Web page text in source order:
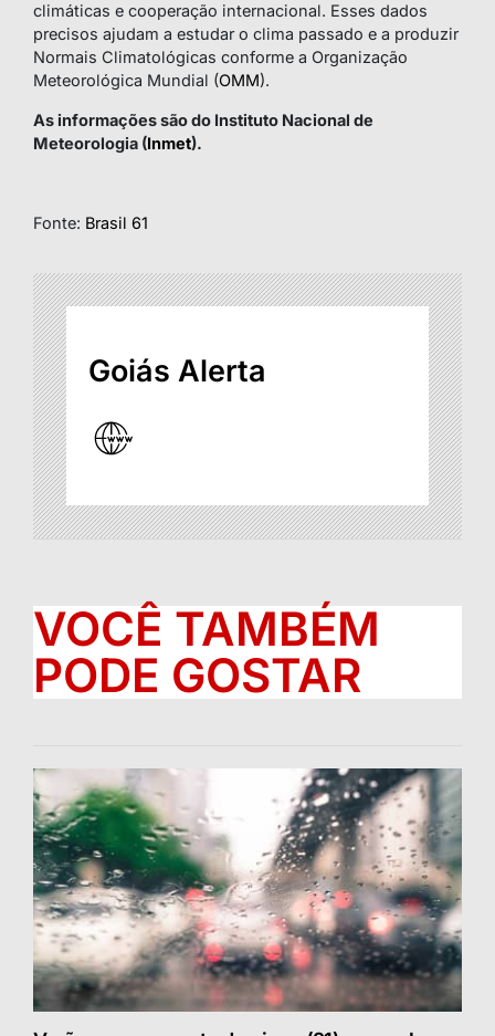
climáticas e cooperação internacional. Esses dados
precisos ajudam a estudar o clima passado e a produzir
Normais Climatológicas conforme a Organização
Meteorológica Mundial (OMM).
As informações são do Instituto Nacional de
Meteorologia (Inmet).
Fonte: Brasil 61
Goiás Alerta
VOCÊ TAMBÉM
PODE GOSTAR